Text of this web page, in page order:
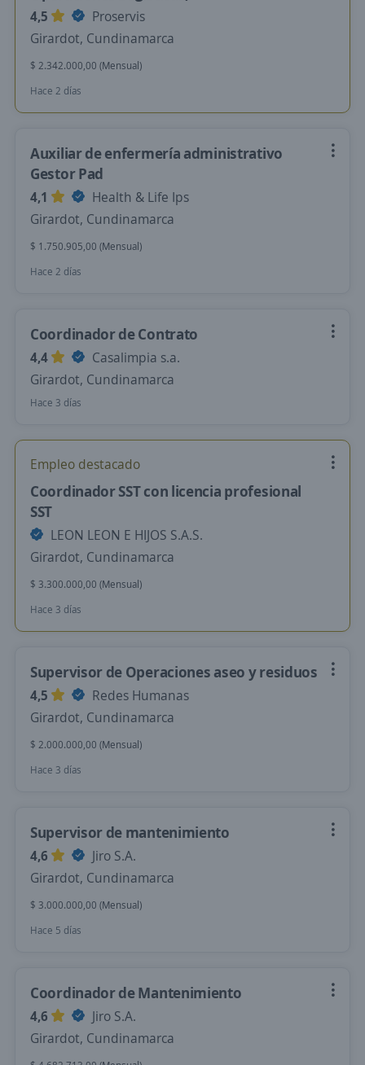
4,5
Proservis
Girardot, Cundinamarca
$ 2.342.000,00 (Mensual)
Hace 2 días
Auxiliar de enfermería administrativo
Gestor Pad
4,1
Health & Life Ips
Girardot, Cundinamarca
$ 1.750.905,00 (Mensual)
Hace 2 días
Coordinador de Contrato
4,4
Casalimpia s.a.
Girardot, Cundinamarca
Hace 3 días
Empleo destacado
Coordinador SST con licencia profesional
SST
LEON LEON E HIJOS S.A.S.
Girardot, Cundinamarca
$ 3.300.000,00 (Mensual)
Hace 3 días
Supervisor de Operaciones aseo y residuos
4,5
Redes Humanas
Girardot, Cundinamarca
$ 2.000.000,00 (Mensual)
Hace 3 días
Supervisor de mantenimiento
4,6
Jiro S.A.
Girardot, Cundinamarca
$ 3.000.000,00 (Mensual)
Hace 5 días
Coordinador de Mantenimiento
4,6
Jiro S.A.
Girardot, Cundinamarca